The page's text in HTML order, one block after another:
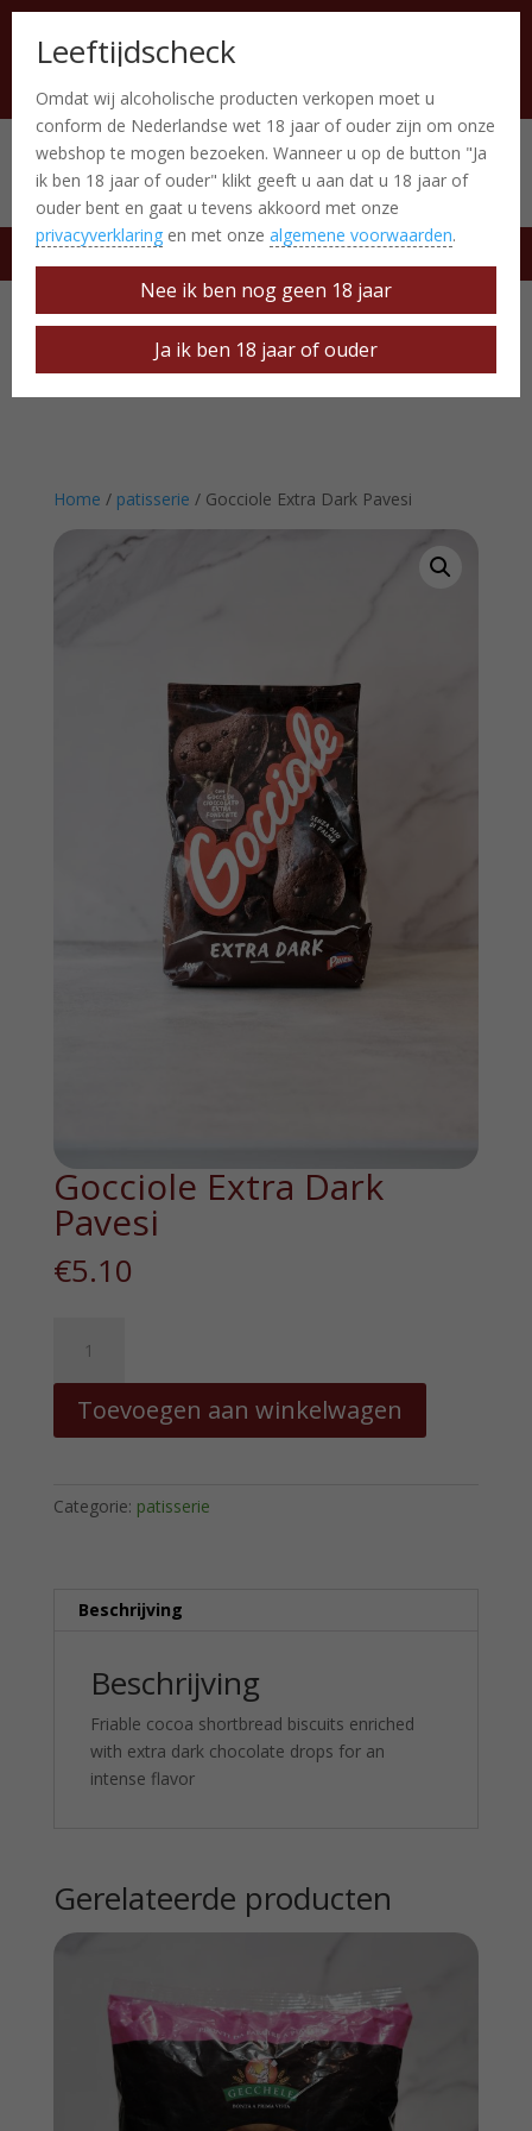
Italiaanse producten 0 Items
free delivery at € 50
Home / patisserie / Gocciole Extra Dark Pavesi
Gocciole Extra Dark
Pavesi
€5.10
Extra
Dark
Pavesi
hoeveelheid
Toevoegen aan winkelwagen
Categorie: patisserie
Beschrijving
Beschrijving
Friable cocoa shortbread biscuits enriched
with extra dark chocolate drops for an
intense flavor
Gerelateerde producten
Leeftijdscheck
Omdat wij alcoholische producten verkopen moet u
conform de Nederlandse wet 18 jaar of ouder zijn om onze
webshop te mogen bezoeken. Wanneer u op de button "Ja
ik ben 18 jaar of ouder" klikt geeft u aan dat u 18 jaar of
ouder bent en gaat u tevens akkoord met onze
privacyverklaring en met onze algemene voorwaarden.
Nee ik ben nog geen 18 jaar
Ja ik ben 18 jaar of ouder